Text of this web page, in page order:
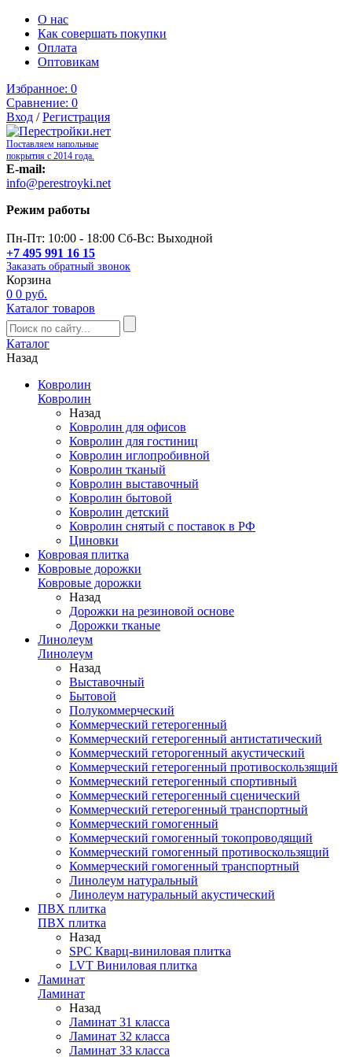
О нас
Как совершать покупки
Оплата
Оптовикам
Избранное: 0
Сравнение: 0
Вход /Регистрация
Поставляем напольные
покрытия с 2014 года.
E-mail:
info@perestroyki.net
Режим работы
Пн-Пт: 10:00 - 18:00 Сб-Вс: Выходной
+7 495 991 16 15
Заказать обратный звонок
Корзина
0 0 руб.
Каталог товаров
Каталог
Назад
Ковролин
Ковролин
Назад
Ковролин для офисов
Ковролин для гостиниц
Ковролин иглопробивной
Ковролин тканый
Ковролин выставочный
Ковролин бытовой
Ковролин детский
Ковролин снятый с поставок в РФ
Циновки
Ковровая плитка
Ковровые дорожки
Ковровые дорожки
Назад
Дорожки на резиновой основе
Дорожки тканые
Линолеум
Линолеум
Назад
Выставочный
Бытовой
Полукоммерческий
Коммерческий гетерогенный
Коммерческий гетерогенный антистатический
Коммерческий геторогенный акустический
Коммерческий гетерогенный противоскользящий
Коммерческий гетерогенный спортивный
Коммерческий гетерогенный сценический
Коммерческий гетерогенный транспортный
Коммерческий гомогенный
Коммерческий гомогенный токопроводящий
Коммерческий гомогенный противоскользящий
Коммерческий гомогенный транспортный
Линолеум натуральный
Линолеум натуральный акустический
ПВХ плитка
ПВХ плитка
Назад
SPC Кварц-виниловая плитка
LVT Виниловая плитка
Ламинат
Ламинат
Назад
Ламинат 31 класса
Ламинат 32 класса
Ламинат 33 класса